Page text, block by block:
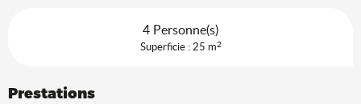
4 Personne(s)
Superficie : 25 m2
Prestations